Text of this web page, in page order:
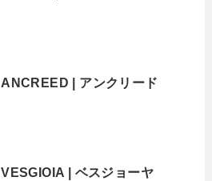
ANCREED | アンクリード
VESGIOIA | ベスジョーヤ